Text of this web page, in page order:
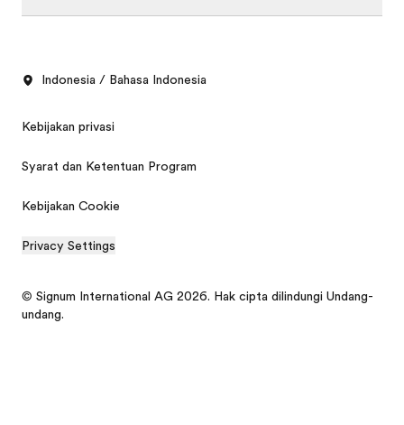
Indonesia / Bahasa Indonesia
Kebijakan privasi
Syarat dan Ketentuan Program
Kebijakan Cookie
Privacy Settings
© Signum International AG 2026. Hak cipta dilindungi Undang-
undang.